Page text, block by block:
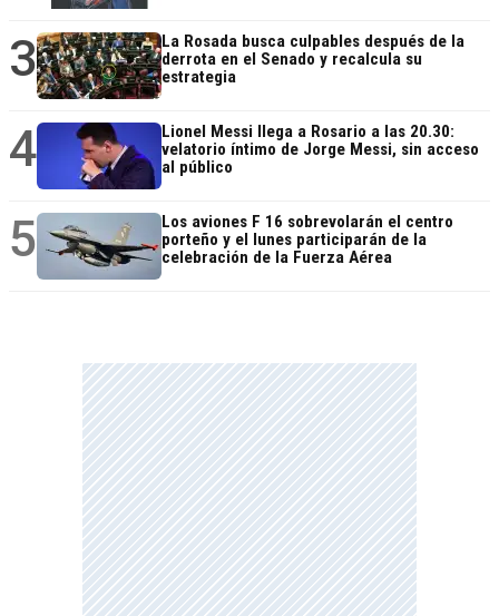
3
La Rosada busca culpables después de la
derrota en el Senado y recalcula su
estrategia
4
Lionel Messi llega a Rosario a las 20.30:
velatorio íntimo de Jorge Messi, sin acceso
al público
5
Los aviones F 16 sobrevolarán el centro
porteño y el lunes participarán de la
celebración de la Fuerza Aérea